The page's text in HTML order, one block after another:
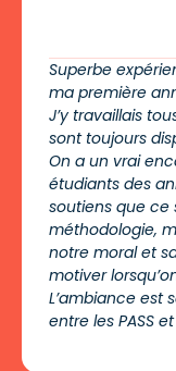
Superbe
ma première
J’y travaillais
sont toujours
On a un vrai
étudiants des
soutiens que ce
méthodologie,
notre moral et
motiver
L’ambiance est
entre les PASS